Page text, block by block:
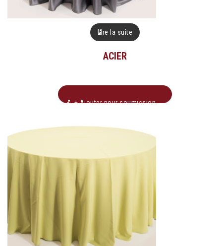
Lire la suite
ACIER
+ Ajouter pour soumission